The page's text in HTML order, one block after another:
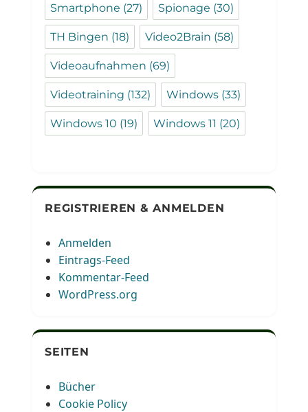
Smartphone (27) Spionage (30)
TH Bingen (18) Video2Brain (58)
Videoaufnahmen (69)
Videotraining (132) Windows (33)
Windows 10 (19) Windows 11 (20)
REGISTRIEREN & ANMELDEN
Anmelden
Eintrags-Feed
Kommentar-Feed
WordPress.org
SEITEN
Bücher
Cookie Policy